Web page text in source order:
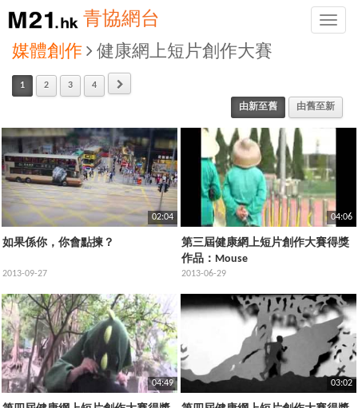
Toggle
青協網台
媒體創作 健康網上短片創作大賽
1 2 3 4
由新至舊 由舊至新
02:04
如果係你，你會點揀？
2013-09-27
04:06
第三屆健康網上短片創作大賽得獎
作品：Mouse
2013-06-29
04:49 03:02